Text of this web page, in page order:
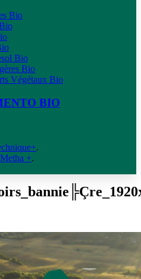
Bio
Bio
Bio
Végétaux Bio
BIO
.
+.